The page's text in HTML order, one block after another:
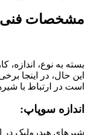
مشخصات فنی
بسته به نوع، اندازه،
این حال، در اینجا
است در ارتباط با
اندازه سوپاپ:
شیرهای هیدرولیک در